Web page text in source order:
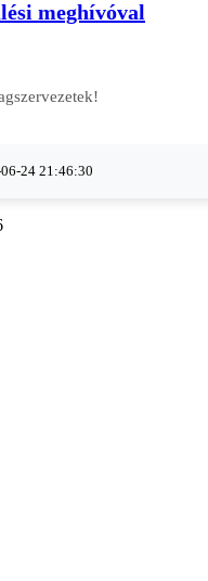
meghívóval
24 21:46:30